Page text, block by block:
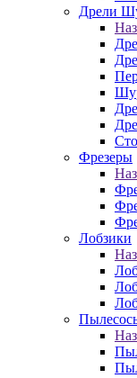
Дрели
Фрезеры
Лобзики